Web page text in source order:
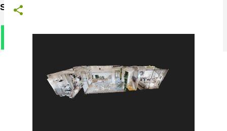
Solicite um orçamento